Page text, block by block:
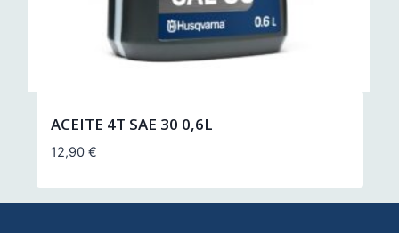
ACEITE 4T SAE 30 0,6L
12,90 €